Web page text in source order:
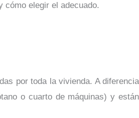
elegir el adecuado.
por toda la vivienda. A diferencia
o cuarto de máquinas) y están